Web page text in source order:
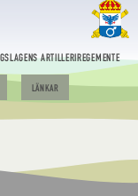
ARTILLERIREGEMENTE
LÄNKAR